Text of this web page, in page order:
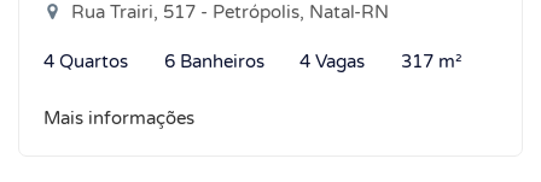
Rua Trairi, 517 - Petrópolis, Natal-RN
4 Quartos 6 Banheiros 4 Vagas 317 m²
Mais informações